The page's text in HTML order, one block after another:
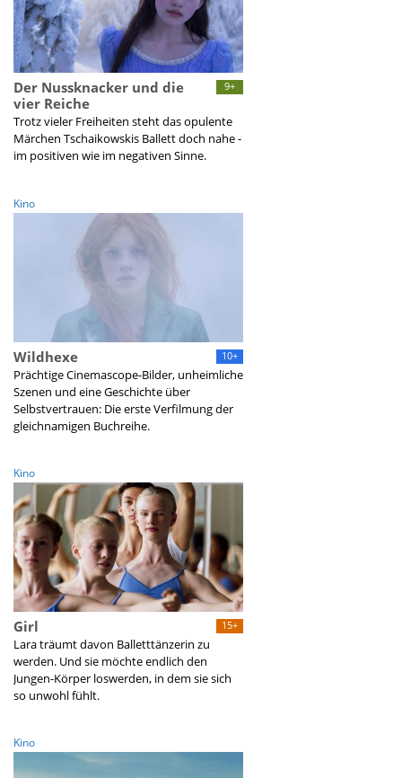
9+
Der Nussknacker und die
vier Reiche
Trotz vieler Freiheiten steht das opulente
Märchen Tschaikowskis Ballett doch nahe -
im positiven wie im negativen Sinne.
Kino
10+
Wildhexe
Prächtige Cinemascope-Bilder, unheimliche
Szenen und eine Geschichte über
Selbstvertrauen: Die erste Verfilmung der
gleichnamigen Buchreihe.
Kino
15+
Girl
Lara träumt davon Balletttänzerin zu
werden. Und sie möchte endlich den
Jungen-Körper loswerden, in dem sie sich
so unwohl fühlt.
Kino